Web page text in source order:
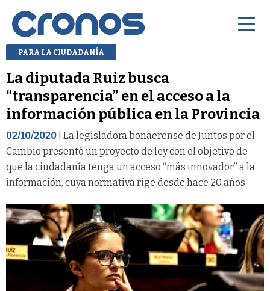
PARA LA CIUDADANÍA
La diputada Ruiz busca
“transparencia” en el acceso a la
información pública en la Provincia
02/10/2020 | La legisladora bonaerense de Juntos por el
Cambio presentó un proyecto de ley con el objetivo de
que la ciudadanía tenga un acceso “más innovador” a la
información, cuya normativa rige desde hace 20 años.